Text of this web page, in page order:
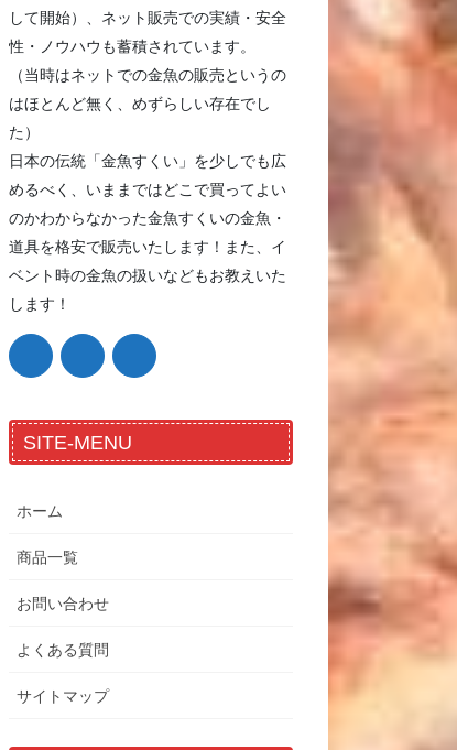
して開始）、ネット販売での実績・安全
性・ノウハウも蓄積されています。
（当時はネットでの金魚の販売というの
はほとんど無く、めずらしい存在でし
た）
日本の伝統「金魚すくい」を少しでも広
めるべく、いままではどこで買ってよい
のかわからなかった金魚すくいの金魚・
道具を格安で販売いたします！また、イ
ベント時の金魚の扱いなどもお教えいた
します！
SITE-MENU
ホーム
商品一覧
お問い合わせ
よくある質問
サイトマップ